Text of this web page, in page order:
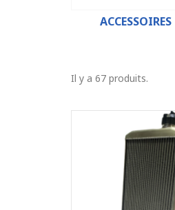
ACCESSOIRES
Il y a 67 produits.